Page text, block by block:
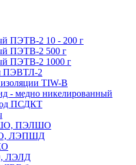
ПЭТВ-2 10 - 200 г
ПЭТВ-2 500 г
ПЭТВ-2 1000 г
ПЭВТЛ-2
TIW-B
- медно никелированный
ПСДКТ
ПЭЛШО
ЛЭПШД
ЛЭЛД